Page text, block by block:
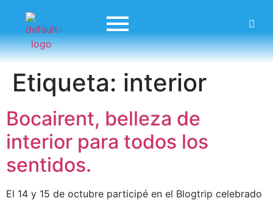
Etiqueta: interior
Bocairent, belleza de
interior para todos los
sentidos.
El 14 y 15 de octubre participé en el Blogtrip celebrado